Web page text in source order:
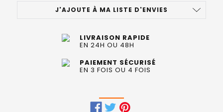
J'AJOUTE À MA LISTE D'ENVIES
LIVRAISON RAPIDE
EN 24H OU 48H
PAIEMENT SÉCURISÉ
EN 3 FOIS OU 4 FOIS